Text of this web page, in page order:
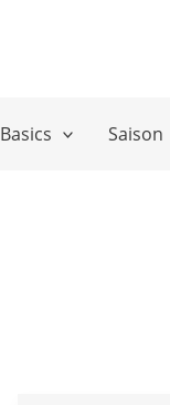
Basics Saison